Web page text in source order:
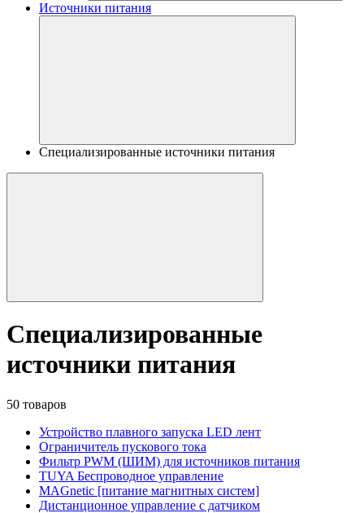
Источники питания
Специализированные источники питания
Специализированные
источники питания
50 товаров
Устройство плавного запуска LED лент
Ограничитель пускового тока
Фильтр PWM (ШИМ) для источников питания
TUYA Беспроводное управление
MAGnetic [питание магнитных систем]
Дистанционное управление с датчиком